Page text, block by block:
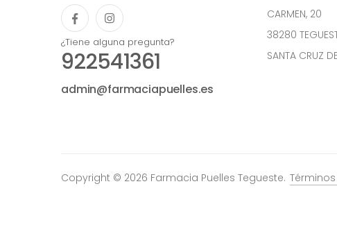
¿Tiene alguna pregunta?
922541361
admin@farmaciapuelles.es
CARMEN, 20
38280
SANTA CRUZ
Copyright © 2026 Farmacia Puelles Tegueste.